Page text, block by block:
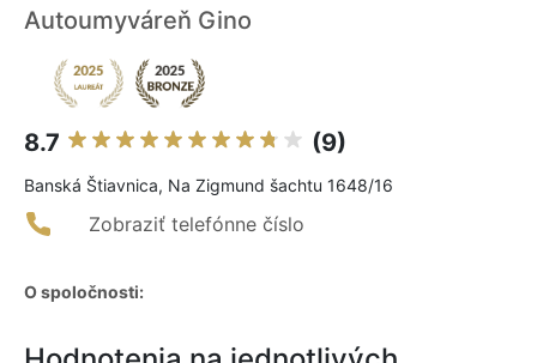
Autoumyváreň Gino
8.7 (9)
Banská Štiavnica, Na Zigmund šachtu 1648/16
Zobraziť telefónne číslo
O spoločnosti: